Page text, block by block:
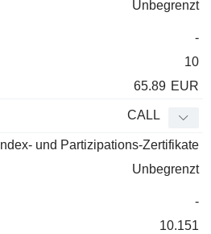
Unbegrenzt
-
10
65.89 EUR
CALL
Index- und Partizipations-Zertifikate
Unbegrenzt
-
10.151